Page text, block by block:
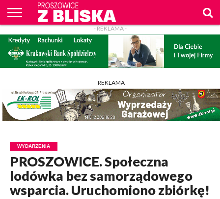
O
NAS
WIADOMOŚCI
ZAPYTAM
WPROST
CENNIK
REKLAM
PROSZOWICE
Z BLISKA
KONTAKT
- REKLAMA -
- REKLAMA -
WYDARZENIA
PROSZOWICE. Społeczna
lodówka bez samorządowego
wsparcia. Uruchomiono zbiórkę!